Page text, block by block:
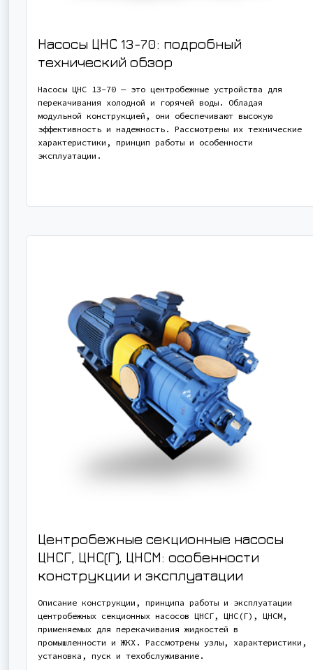
Насосы ЦНС 13-70: подробный
технический обзор
Насосы ЦНС 13-70 — это центробежные устройства для
перекачивания холодной и горячей воды. Обладая
модульной конструкцией, они обеспечивают высокую
эффективность и надежность. Рассмотрены их технические
характеристики, принцип работы и особенности
эксплуатации.
Центробежные секционные насосы
ЦНСГ, ЦНС(Г), ЦНСМ: особенности
конструкции и эксплуатации
Описание конструкции, принципа работы и эксплуатации
центробежных секционных насосов ЦНСГ, ЦНС(Г), ЦНСМ,
применяемых для перекачивания жидкостей в
промышленности и ЖКХ. Рассмотрены узлы, характеристики,
установка, пуск и техобслуживание.